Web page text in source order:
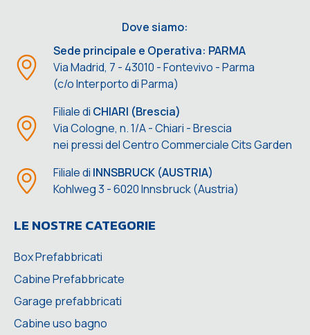
Dove siamo:
Sede principale e Operativa: PARMA
Via Madrid, 7 - 43010 - Fontevivo - Parma
(c/o Interporto di Parma)
Filiale di CHIARI (Brescia)
Via Cologne, n. 1/A - Chiari - Brescia
nei pressi del Centro Commerciale Cits Garden
Filiale di INNSBRUCK (AUSTRIA)
Kohlweg 3 - 6020 Innsbruck (Austria)
LE NOSTRE CATEGORIE
Box Prefabbricati
Cabine Prefabbricate
Garage prefabbricati
Cabine uso bagno